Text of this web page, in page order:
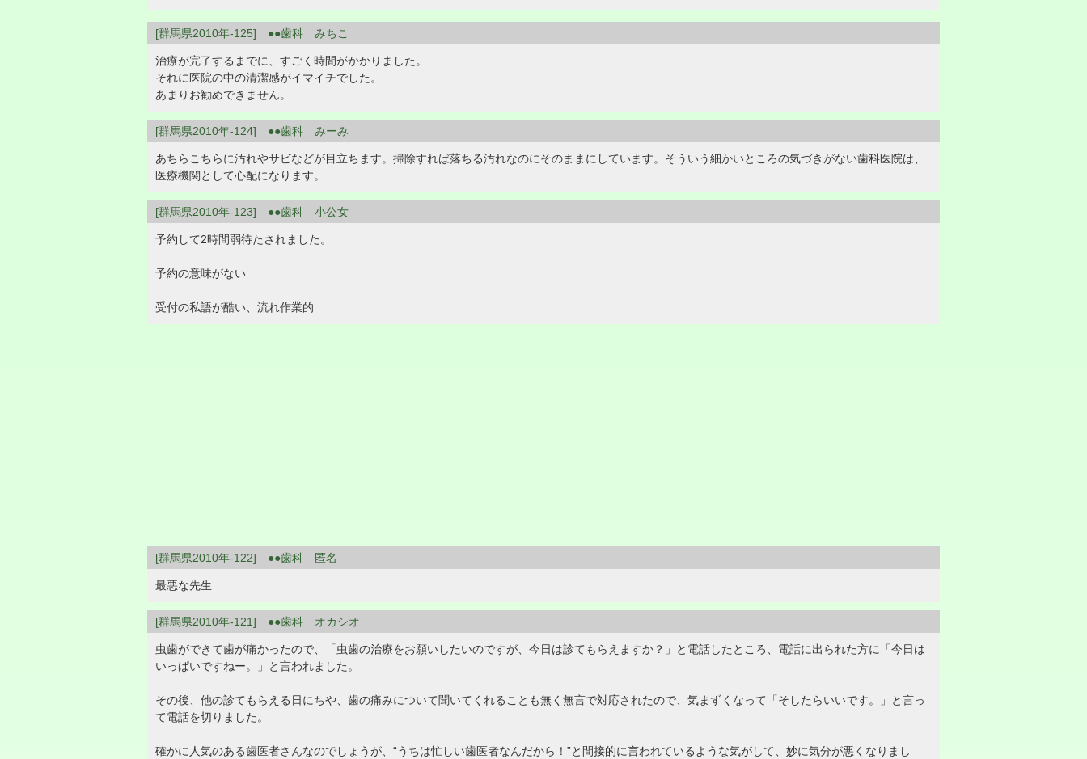
[群馬県2010年-125] ●●歯科 みちこ
治療が完了するまでに、すごく時間がかかりました。
それに医院の中の清潔感がイマイチでした。
あまりお勧めできません。
[群馬県2010年-124] ●●歯科 みーみ
あちらこちらに汚れやサビなどが目立ちます。掃除すれば落ちる汚れなのにそのままにしています。そういう細かいところの気づきがない歯科医院は、
医療機関として心配になります。
[群馬県2010年-123] ●●歯科 小公女
予約して2時間弱待たされました。
予約の意味がない
受付の私語が酷い、流れ作業的
[群馬県2010年-122] ●●歯科 匿名
最悪な先生
[群馬県2010年-121] ●●歯科 オカシオ
虫歯ができて歯が痛かったので、「虫歯の治療をお願いしたいのですが、今日は診てもらえますか？」と電話したところ、電話に出られた方に「今日は
いっぱいですねー。」と言われました。
その後、他の診てもらえる日にちや、歯の痛みについて聞いてくれることも無く無言で対応されたので、気まずくなって「そしたらいいです。」と言っ
て電話を切りました。
確かに人気のある歯医者さんなのでしょうが、“うちは忙しい歯医者なんだから！”と間接的に言われているような気がして、妙に気分が悪くなりまし